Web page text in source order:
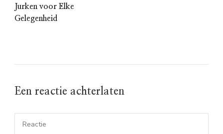
Jurken voor Elke
Gelegenheid
Een reactie achterlaten